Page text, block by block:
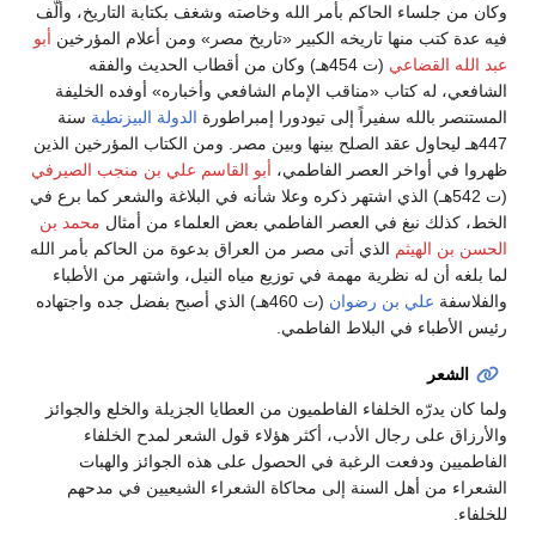
وكان من جلساء الحاكم بأمر الله وخاصته وشغف بكتابة التاريخ، وألَّف
فيه عدة كتب منها تاريخه الكبير «تاريخ مصر» ومن أعلام المؤرخين أبو
عبد الله القضاعي
(ت 454هـ) وكان من أقطاب الحديث والفقه
الشافعي، له كتاب «مناقب الإمام الشافعي وأخباره» أوفده الخليفة
المستنصر بالله سفيراً إلى تيودورا إمبراطورة الدولة البيزنطية سنة
447هـ ليحاول عقد الصلح بينها وبين مصر. ومن الكتاب المؤرخين الذين
ظهروا في أواخر العصر الفاطمي، أبو القاسم علي بن منجب الصيرفي
(ت 542هـ) الذي اشتهر ذكره وعلا شأنه في البلاغة والشعر كما برع في
الخط، كذلك نبغ في العصر الفاطمي بعض العلماء من أمثال محمد بن
الحسن بن الهيثم الذي أتى مصر من العراق بدعوة من الحاكم بأمر الله
لما بلغه أن له نظرية مهمة في توزيع مياه النيل، واشتهر من الأطباء
والفلاسفة علي بن رضوان
(ت 460هـ) الذي أصبح بفضل جده واجتهاده
رئيس الأطباء في البلاط الفاطمي.
الشعر
ولما كان يدرّه الخلفاء الفاطميون من العطايا الجزيلة والخلع والجوائز
والأرزاق على رجال الأدب، أكثر هؤلاء قول الشعر لمدح الخلفاء
الفاطميين ودفعت الرغبة في الحصول على هذه الجوائز والهبات
الشعراء من أهل السنة إلى محاكاة الشعراء الشيعيين في مدحهم
للخلفاء.